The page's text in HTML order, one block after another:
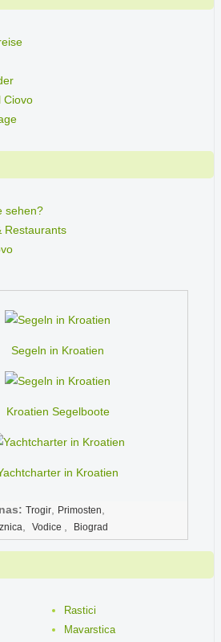
Ciovo
sehen?
Restaurants
Segeln in Kroatien
Kroatien Segelboote
in Kroatien
Trogir Primosten
Vodice Biograd
Rastici
Mavarstica